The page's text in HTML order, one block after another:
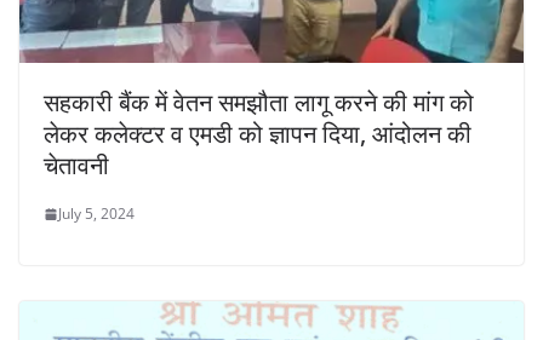
सहकारी बैंक में वेतन समझौता लागू करने की मांग को
लेकर कलेक्टर व एमडी को ज्ञापन दिया, आंदोलन की
चेतावनी
July 5, 2024